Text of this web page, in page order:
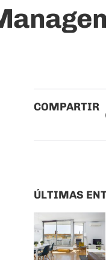
COMPARTIR
ÚLTIMAS